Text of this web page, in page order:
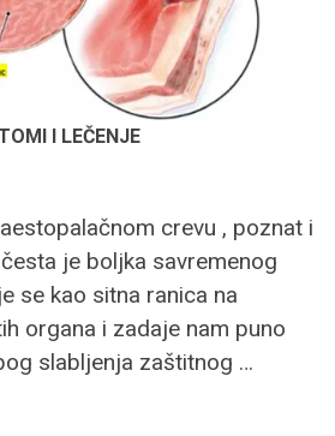
I LEČENJE
crevu , poznat i
je boljka savremenog
se kao sitna ranica na
organa i zadaje nam puno
slabljenja zaštitnog …